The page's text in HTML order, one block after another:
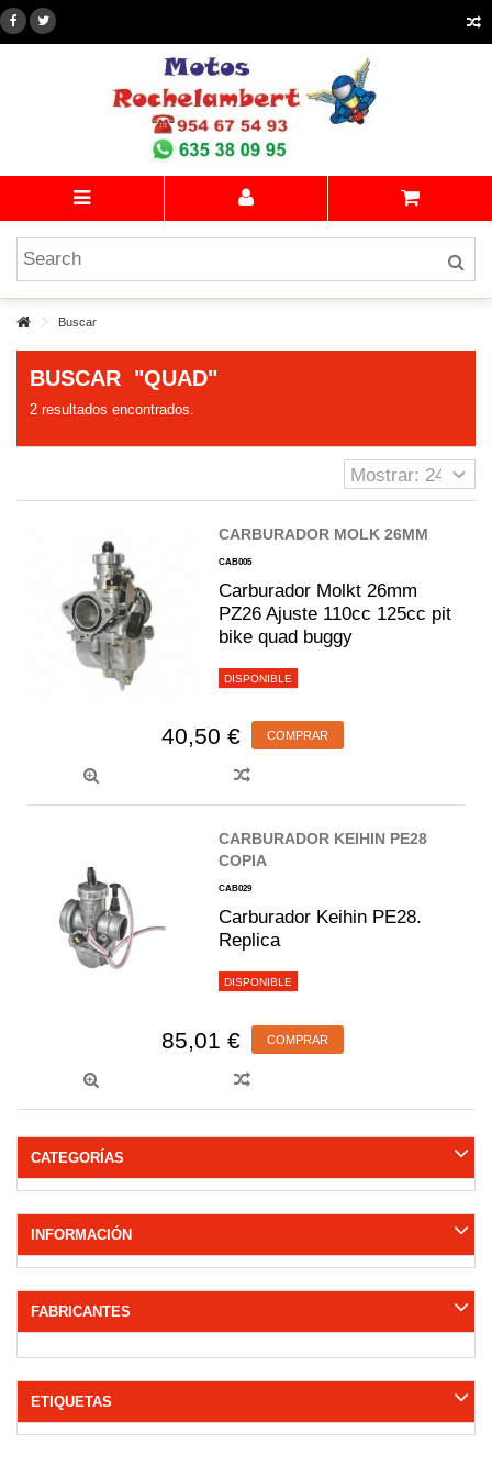
Buscar
BUSCAR "QUAD"
2 resultados encontrados.
CARBURADOR MOLK 26MM
CAB005
Carburador Molkt 26mm
PZ26 Ajuste 110cc 125cc pit
bike quad buggy
DISPONIBLE
40,50 € COMPRAR
CARBURADOR KEIHIN PE28
COPIA
CAB029
Carburador Keihin PE28.
Replica
DISPONIBLE
85,01 € COMPRAR
CATEGORÍAS
INFORMACIÓN
FABRICANTES
ETIQUETAS